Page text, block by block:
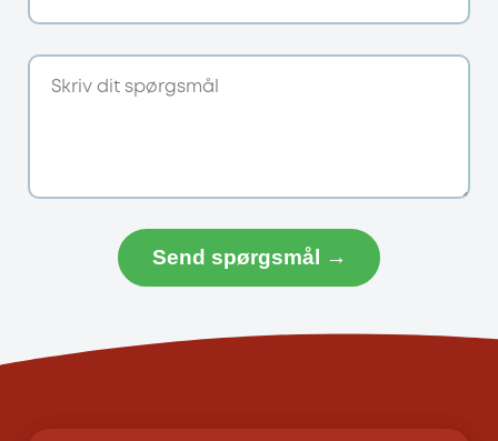
Send spørgsmål →